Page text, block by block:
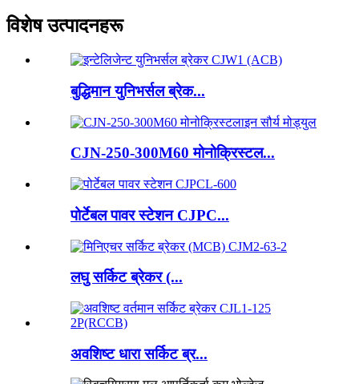
विशेष उत्पादनहरू
बुद्धिमान युनिभर्सल ब्रेक...
CJN-250-300M60 मोनोक्रिस्टल...
पोर्टेबल पावर स्टेशन CJPC...
लघु सर्किट ब्रेकर (...
अवशिष्ट धारा सर्किट ब्र...